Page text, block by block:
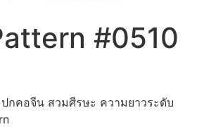
#0510
กคอจีน สวมศีรษะ ความยาวระดับ